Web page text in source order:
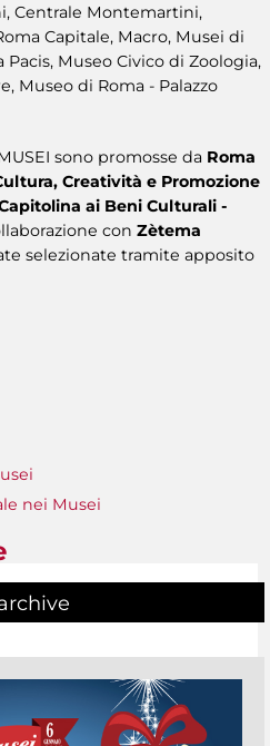
Centrale Montemartini,
Capitale, Macro, Musei di
Pacis, Museo Civico di Zoologia,
Museo di Roma - Palazzo
sono promosse da Roma
Creatività e Promozione
ai Beni Culturali -
con Zètema
selezionate tramite apposito
nei Musei